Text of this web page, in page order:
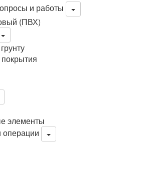
и работы
(ПВХ)
элементы
операции